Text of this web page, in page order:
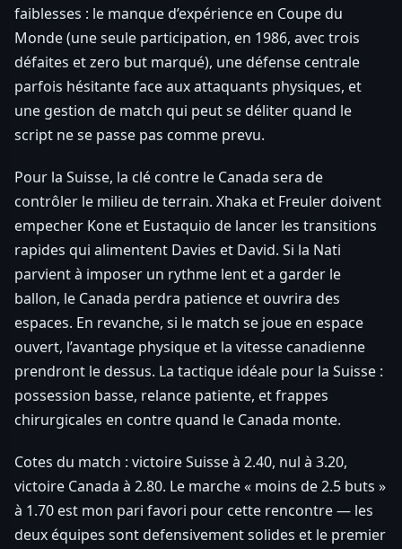
faiblesses : le manque d’expérience en Coupe du
Monde (une seule participation, en 1986, avec trois
défaites et zero but marqué), une défense centrale
parfois hésitante face aux attaquants physiques, et
une gestion de match qui peut se déliter quand le
script ne se passe pas comme prevu.
Pour la Suisse, la clé contre le Canada sera de
contrôler le milieu de terrain. Xhaka et Freuler doivent
empecher Kone et Eustaquio de lancer les transitions
rapides qui alimentent Davies et David. Si la Nati
parvient à imposer un rythme lent et a garder le
ballon, le Canada perdra patience et ouvrira des
espaces. En revanche, si le match se joue en espace
ouvert, l’avantage physique et la vitesse canadienne
prendront le dessus. La tactique idéale pour la Suisse :
possession basse, relance patiente, et frappes
chirurgicales en contre quand le Canada monte.
Cotes du match : victoire Suisse à 2.40, nul à 3.20,
victoire Canada à 2.80. Le marche « moins de 2.5 buts »
à 1.70 est mon pari favori pour cette rencontre — les
deux équipes sont defensivement solides et le premier